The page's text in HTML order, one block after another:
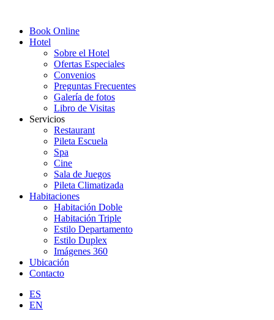
Book Online
Hotel
Sobre el Hotel
Ofertas Especiales
Convenios
Preguntas Frecuentes
Galería de fotos
Libro de Visitas
Servicios
Restaurant
Pileta Escuela
Spa
Cine
Sala de Juegos
Pileta Climatizada
Habitaciones
Habitación Doble
Habitación Triple
Estilo Departamento
Estilo Duplex
Imágenes 360
Ubicación
Contacto
ES
EN